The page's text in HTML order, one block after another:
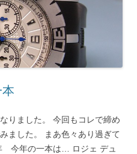
りました。 今回もコレで締め
ました。 まあ色々あり過ぎて
今年の一本は… ロジェ デュ